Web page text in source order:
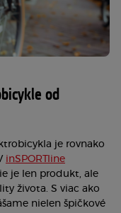
od
je rovnako
inSPORTline
je len produkt, ale
života. S viac ako
nielen špičkové